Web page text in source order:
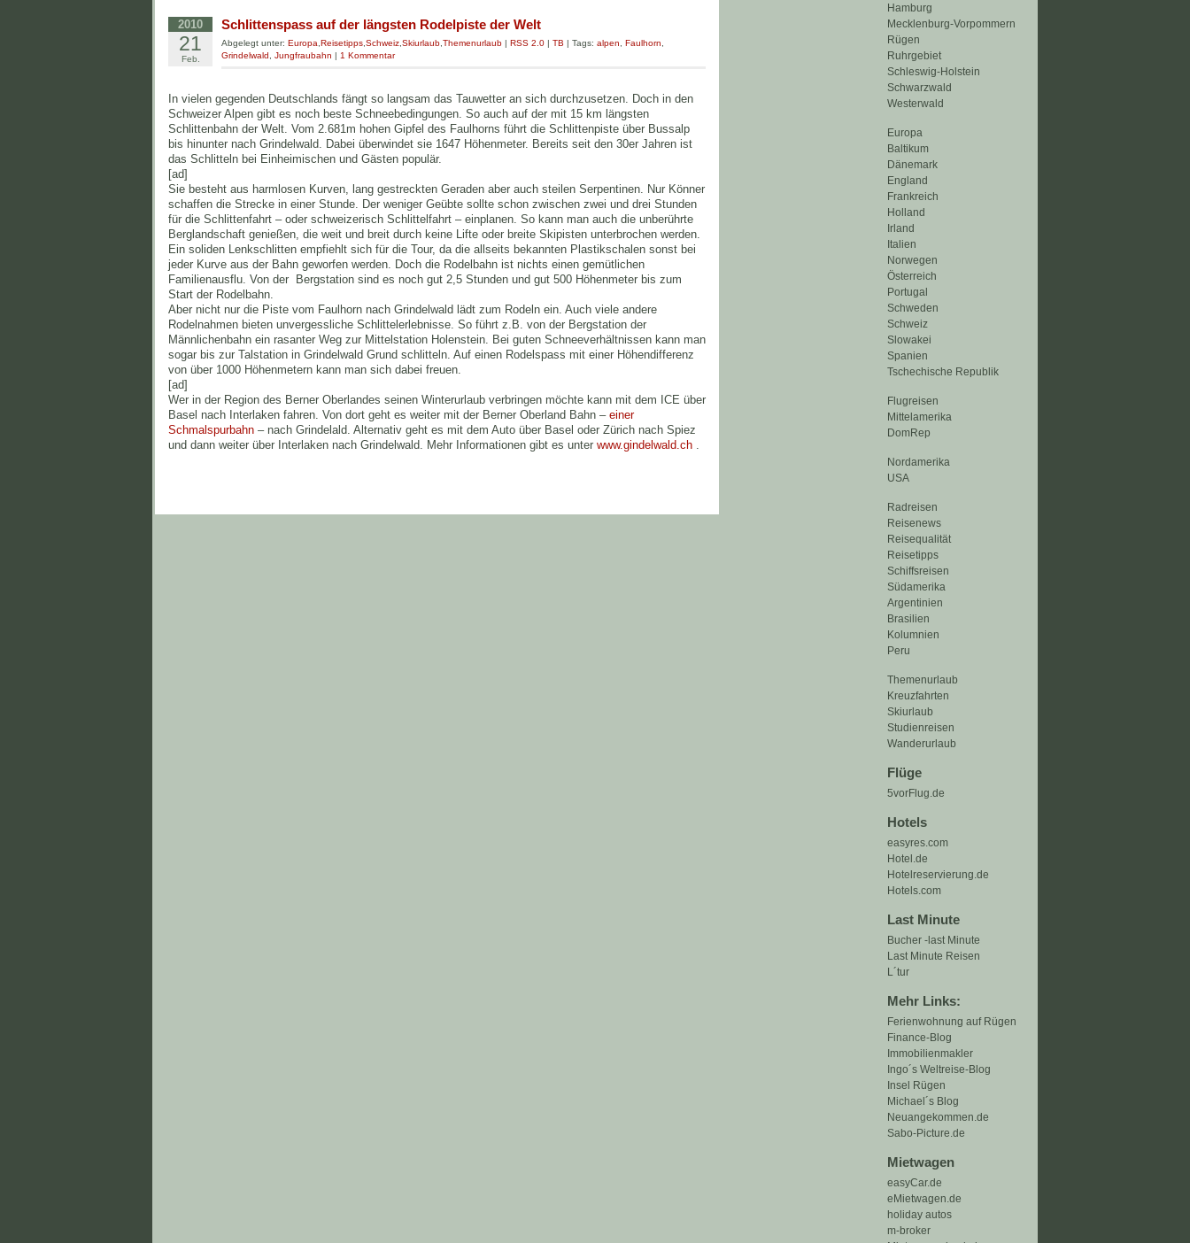
Hamburg
Mecklenburg-Vorpommern
Rügen
Ruhrgebiet
Schleswig-Holstein
Schwarzwald
Westerwald
Europa
Baltikum
Dänemark
England
Frankreich
Holland
Irland
Italien
Norwegen
Österreich
Portugal
Schweden
Schweiz
Slowakei
Spanien
Tschechische Republik
Flugreisen
Mittelamerika
DomRep
Nordamerika
USA
Radreisen
Reisenews
Reisequalität
Reisetipps
Schiffsreisen
Südamerika
Argentinien
Brasilien
Kolumnien
Peru
Themenurlaub
Kreuzfahrten
Skiurlaub
Studienreisen
Wanderurlaub
Flüge
5vorFlug.de
Hotels
easyres.com
Hotel.de
Hotelreservierung.de
Hotels.com
Last Minute
Bucher -last Minute
Last Minute Reisen
L´tur
Mehr Links:
Ferienwohnung auf Rügen
Finance-Blog
Immobilienmakler
Ingo´s Weltreise-Blog
Insel Rügen
Michael´s Blog
Neuangekommen.de
Sabo-Picture.de
Mietwagen
easyCar.de
eMietwagen.de
holiday autos
m-broker
2010
21
Feb.
Schlittenspass auf der längsten Rodelpiste der Welt
Abgelegt unter: Europa Reisetipps Schweiz Skiurlaub Themenurlaub | RSS 2.0 | TB | Tags: alpen Faulhorn
Grindelwald
Jungfraubahn | 1 Kommentar
In vielen gegenden Deutschlands fängt so langsam das Tauwetter an sich durchzusetzen. Doch in den
Schweizer Alpen gibt es noch beste Schneebedingungen. So auch auf der mit 15 km längsten
Schlittenbahn der Welt. Vom 2.681m hohen Gipfel des Faulhorns führt die Schlittenpiste über Bussalp
bis hinunter nach Grindelwald. Dabei überwindet sie 1647 Höhenmeter. Bereits seit den 30er Jahren ist
das Schlitteln bei Einheimischen und Gästen populär.
[ad]
Sie besteht aus harmlosen Kurven, lang gestreckten Geraden aber auch steilen Serpentinen. Nur Könner
schaffen die Strecke in einer Stunde. Der weniger Geübte sollte schon zwischen zwei und drei Stunden
für die Schlittenfahrt – oder schweizerisch Schlittelfahrt – einplanen. So kann man auch die unberührte
Berglandschaft genießen, die weit und breit durch keine Lifte oder breite Skipisten unterbrochen werden.
Ein soliden Lenkschlitten empfiehlt sich für die Tour, da die allseits bekannten Plastikschalen sonst bei
jeder Kurve aus der Bahn geworfen werden. Doch die Rodelbahn ist nichts einen gemütlichen
Familienausflu. Von der Bergstation sind es noch gut 2,5 Stunden und gut 500 Höhenmeter bis zum
Start der Rodelbahn.
Aber nicht nur die Piste vom Faulhorn nach Grindelwald lädt zum Rodeln ein. Auch viele andere
Rodelnahmen bieten unvergessliche Schlittelerlebnisse. So führt z.B. von der Bergstation der
Männlichenbahn ein rasanter Weg zur Mittelstation Holenstein. Bei guten Schneeverhältnissen kann man
sogar bis zur Talstation in Grindelwald Grund schlitteln. Auf einen Rodelspass mit einer Höhendifferenz
von über 1000 Höhenmetern kann man sich dabei freuen.
[ad]
Wer in der Region des Berner Oberlandes seinen Winterurlaub verbringen möchte kann mit dem ICE über
Basel nach Interlaken fahren. Von dort geht es weiter mit der Berner Oberland Bahn –einer
Schmalspurbahn – nach Grindelald. Alternativ geht es mit dem Auto über Basel oder Zürich nach Spiez
und dann weiter über Interlaken nach Grindelwald. Mehr Informationen gibt es unter www.gindelwald.ch .